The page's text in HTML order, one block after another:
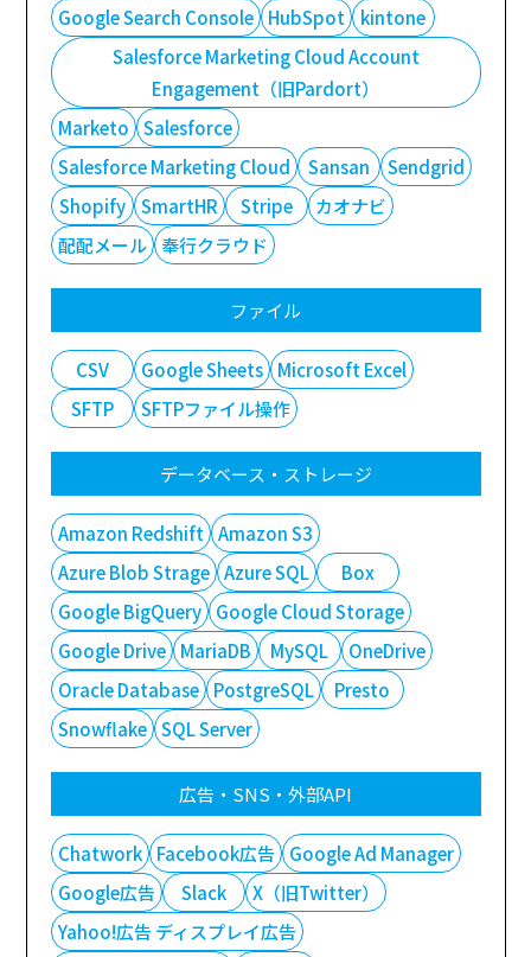
Google Search Console
HubSpot
kintone
Salesforce Marketing Cloud Account
Engagement（旧Pardort）
Marketo
Salesforce
Salesforce Marketing Cloud
Sansan
Sendgrid
Shopify
SmartHR Stripe
カオナビ
配配メール
奉行クラウド
ファイル
CSV Google Sheets
Microsoft Excel
SFTP
SFTPファイル操作
データベース・ストレージ
Amazon Redshift
Amazon S3
Azure Blob Strage Azure SQL
Box
Google BigQuery
Google Cloud Storage
Google Drive
MariaDB MySQL
OneDrive
Oracle Database
PostgreSQL
Presto
Snowflake SQL Server
広告・SNS・外部API
Chatwork Facebook広告
Google Ad Manager
Google広告
Slack
X（旧Twitter）
Yahoo!広告 ディスプレイ広告